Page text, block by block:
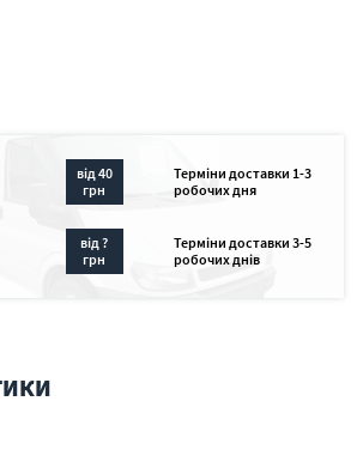
від 40
грн
Терміни доставки 1-3
робочих дня
від ?
грн
Терміни доставки 3-5
робочих днів